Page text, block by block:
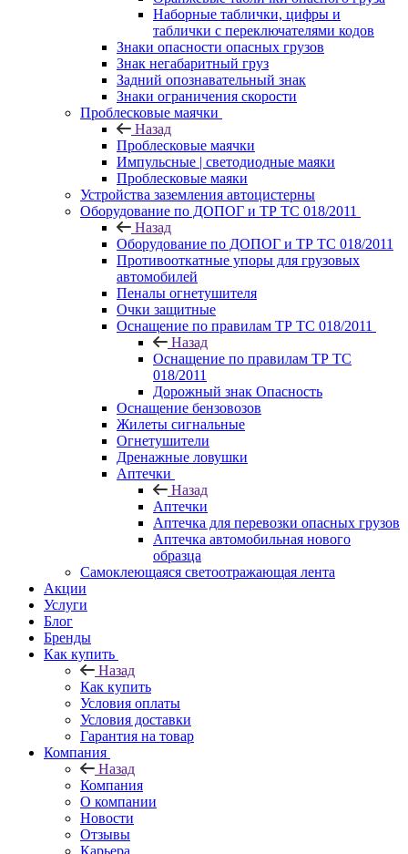
Наборные таблички, цифры и
таблички с переключателями кодов
Знаки опасности опасных грузов
Знак негабаритный груз
Задний опознавательный знак
Знаки ограничения скорости
Проблесковые маячки
Назад
Проблесковые маячки
Импульсные | светодиодные маяки
Проблесковые маяки
Устройства заземления автоцистерны
Оборудование по ДОПОГ и ТР ТС 018/2011
Назад
Оборудование по ДОПОГ и ТР ТС 018/2011
Противооткатные упоры для грузовых
автомобилей
Пеналы огнетушителя
Очки защитные
Оснащение по правилам ТР ТС 018/2011
Назад
Оснащение по правилам ТР ТС
018/2011
Дорожный знак Опасность
Оснащение бензовозов
Жилеты сигнальные
Огнетушители
Дренажные ловушки
Аптечки
Назад
Аптечки
Аптечка для перевозки опасных грузов
Аптечка автомобильная нового
образца
Самоклеющаяся светоотражающая лента
Акции
Услуги
Блог
Бренды
Как купить
Назад
Как купить
Условия оплаты
Условия доставки
Гарантия на товар
Компания
Назад
Компания
О компании
Новости
Отзывы
Карьера